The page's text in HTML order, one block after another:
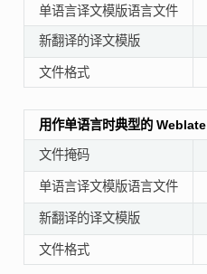
单语言译文模版语言文件
新翻译的译文模版
文件格式
用作单语言时典型的 Weblate
文件掩码
单语言译文模版语言文件
新翻译的译文模版
文件格式